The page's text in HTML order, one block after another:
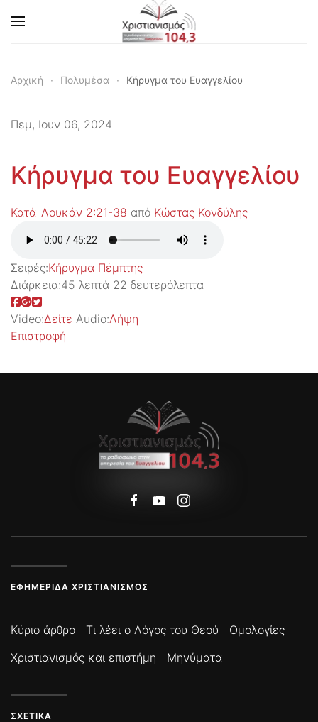
Skip to main content
Αρχική Πολυμέσα Κήρυγμα του Ευαγγελίου
Πεμ, Ιουν 06, 2024
Κήρυγμα του Ευαγγελίου
Κατά_Λουκάν 2:21-38 από Κώστας Κονδύλης
Σειρές:Kήρυγμα Πέμπτης
Διάρκεια:45 λεπτά 22 δευτερόλεπτα
Video:Δείτε Audio:Λήψη
Επιστροφή
ΕΦΗΜΕΡΊΔΑ ΧΡΙΣΤΙΑΝΙΣΜΌΣ
Κύριο άρθρο Τι λέει ο Λόγος του Θεού
Ομολογίες
Χριστιανισμός και επιστήμη
Μηνύματα
ΣΧΕΤΙΚΆ